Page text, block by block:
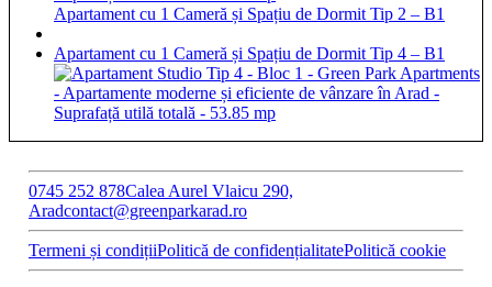
Apartament cu 1 Cameră și Spațiu de Dormit Tip 2 – B1
Apartament cu 1 Cameră și Spațiu de Dormit Tip 4 – B1
0745 252 878Calea Aurel Vlaicu 290,
Aradcontact@greenparkarad.ro
Termeni și condițiiPolitică de confidențialitatePolitică cookie